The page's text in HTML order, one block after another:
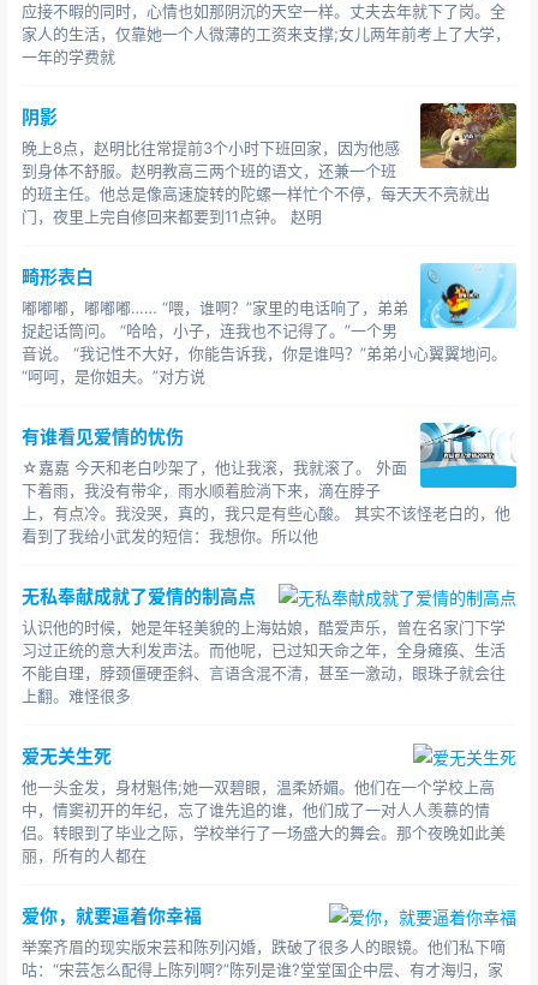
应接不暇的同时，心情也如那阴沉的天空一样。丈夫去年就下了岗。全
家人的生活，仅靠她一个人微薄的工资来支撑;女儿两年前考上了大学，
一年的学费就
阴影
晚上8点，赵明比往常提前3个小时下班回家，因为他感
到身体不舒服。赵明教高三两个班的语文，还兼一个班
的班主任。他总是像高速旋转的陀螺一样忙个不停，每天天不亮就出
门，夜里上完自修回来都要到11点钟。 赵明
畸形表白
嘟嘟嘟，嘟嘟嘟…… “喂，谁啊？”家里的电话响了，弟弟
捉起话筒问。 “哈哈，小子，连我也不记得了。”一个男
音说。 “我记性不大好，你能告诉我，你是谁吗？”弟弟小心翼翼地问。
“呵呵，是你姐夫。”对方说
有谁看见爱情的忧伤
☆嘉嘉 今天和老白吵架了，他让我滚，我就滚了。 外面
下着雨，我没有带伞，雨水顺着脸淌下来，滴在脖子
上，有点冷。我没哭，真的，我只是有些心酸。 其实不该怪老白的，他
看到了我给小武发的短信：我想你。所以他
无私奉献成就了爱情的制高点
认识他的时候，她是年轻美貌的上海姑娘，酷爱声乐，曾在名家门下学
习过正统的意大利发声法。而他呢，已过知天命之年，全身瘫痪、生活
不能自理，脖颈僵硬歪斜、言语含混不清，甚至一激动，眼珠子就会往
上翻。难怪很多
爱无关生死
他一头金发，身材魁伟;她一双碧眼，温柔娇媚。他们在一个学校上高
中，情窦初开的年纪，忘了谁先追的谁，他们成了一对人人羡慕的情
侣。转眼到了毕业之际，学校举行了一场盛大的舞会。那个夜晚如此美
丽，所有的人都在
爱你，就要逼着你幸福
举案齐眉的现实版宋芸和陈列闪婚，跌破了很多人的眼镜。他们私下嘀
咕：“宋芸怎么配得上陈列啊?”陈列是谁?堂堂国企中层、有才海归，家